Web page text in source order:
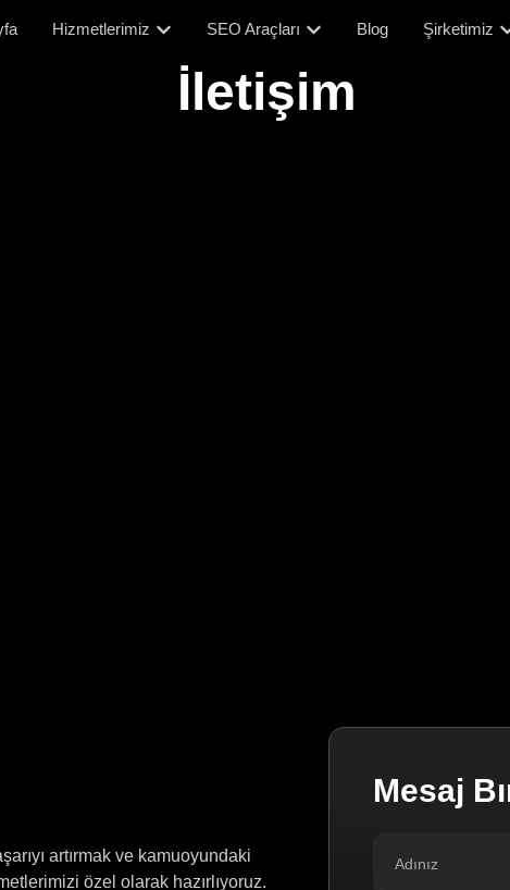
Hizmetlerimiz SEO Araçları Blog Şirketimiz
İletişim
artırmak ve kamuoyundaki
özel olarak hazırlıyoruz.
Mesaj